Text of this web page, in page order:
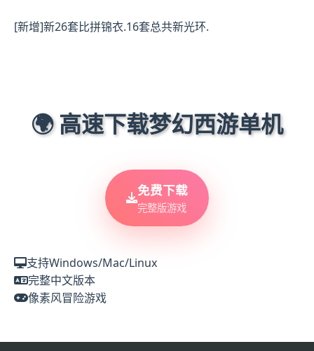
[新增]新26套比拼锦衣.16套总共新光环.
🌍 高速下载梦幻西游单机
免费下载
完整版游戏
支持Windows/Mac/Linux
完整中文版本
像素风冒险游戏